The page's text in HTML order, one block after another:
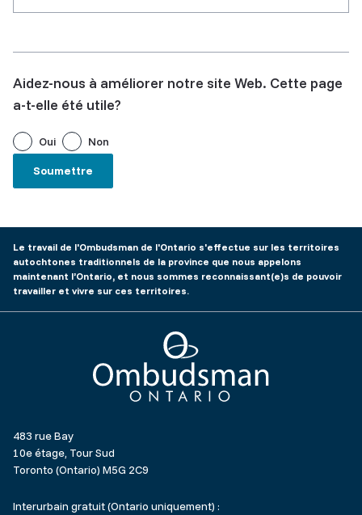
Aidez-nous à améliorer notre site Web. Cette page
a-t-elle été utile?
Oui Non
Le travail de l'Ombudsman de l'Ontario s'effectue sur les territoires
autochtones traditionnels de la province que nous appelons
maintenant l’Ontario, et nous sommes reconnaissant(e)s de pouvoir
travailler et vivre sur ces territoires.
Ombudsman Ontario
483 rue Bay
10e étage, Tour Sud
Toronto (Ontario) M5G 2C9
Interurbain gratuit (Ontario uniquement) :